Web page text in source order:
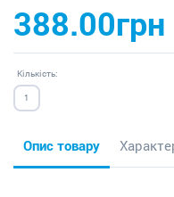
388.00грн
Кількість:
Опис товару